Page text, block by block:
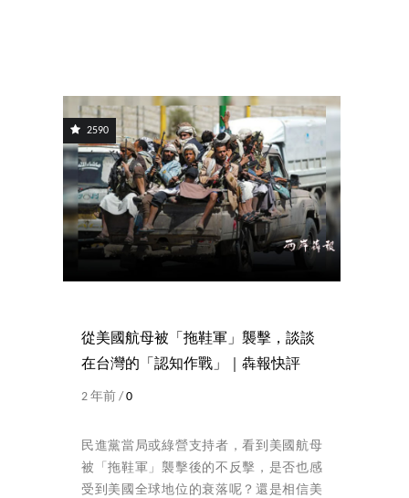
2590
從美國航母被「拖鞋軍」襲擊，談談
在台灣的「認知作戰」｜犇報快評
2 年前 /0
民進黨當局或綠營支持者，看到美國航母
被「拖鞋軍」襲擊後的不反擊，是否也感
受到美國全球地位的衰落呢？還是相信美